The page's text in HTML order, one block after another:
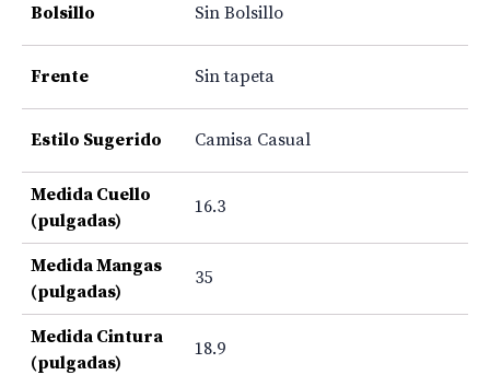
Bolsillo Sin Bolsillo
Frente Sin tapeta
Estilo Sugerido Camisa Casual
Medida Cuello
(pulgadas)
16.3
Medida Mangas
(pulgadas)
35
Medida Cintura
(pulgadas)
18.9